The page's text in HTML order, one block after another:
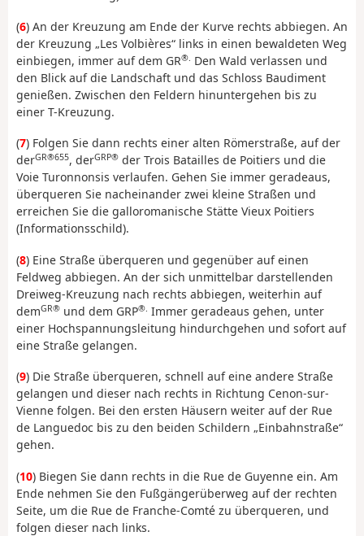
(6) An der Kreuzung am Ende der Kurve rechts abbiegen. An
der Kreuzung „Les Volbières“ links in einen bewaldeten Weg
einbiegen, immer auf dem GR®. Den Wald verlassen und
den Blick auf die Landschaft und das Schloss Baudiment
genießen. Zwischen den Feldern hinuntergehen bis zu
einer T-Kreuzung.
(7) Folgen Sie dann rechts einer alten Römerstraße, auf der
derGR®655, derGRP® der Trois Batailles de Poitiers und die
Voie Turonnonsis verlaufen. Gehen Sie immer geradeaus,
überqueren Sie nacheinander zwei kleine Straßen und
erreichen Sie die galloromanische Stätte Vieux Poitiers
(Informationsschild).
(8) Eine Straße überqueren und gegenüber auf einen
Feldweg abbiegen. An der sich unmittelbar darstellenden
Dreiweg-Kreuzung nach rechts abbiegen, weiterhin auf
demGR® und dem GRP®. Immer geradeaus gehen, unter
einer Hochspannungsleitung hindurchgehen und sofort auf
eine Straße gelangen.
(9) Die Straße überqueren, schnell auf eine andere Straße
gelangen und dieser nach rechts in Richtung Cenon-sur-
Vienne folgen. Bei den ersten Häusern weiter auf der Rue
de Languedoc bis zu den beiden Schildern „Einbahnstraße“
gehen.
(10) Biegen Sie dann rechts in die Rue de Guyenne ein. Am
Ende nehmen Sie den Fußgängerüberweg auf der rechten
Seite, um die Rue de Franche-Comté zu überqueren, und
folgen dieser nach links.